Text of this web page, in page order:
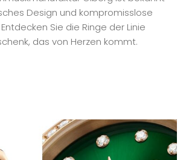
Design und kompromisslose
Sie die Ringe der Linie
das von Herzen kommt.